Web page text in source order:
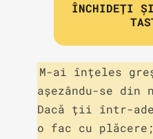
ÎNCHIDEȚI
M-ai înțeles
așezându-se din
Dacă ții într-
o fac cu